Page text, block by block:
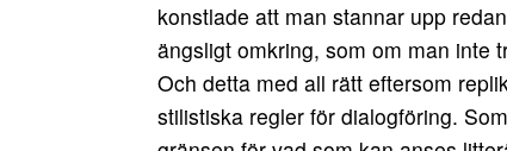
konstlade att man stannar upp
ängsligt omkring, som om man inte
Och detta med all rätt eftersom
stilistiska regler för dialogföring.